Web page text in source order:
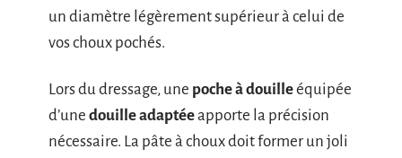
un diamètre légèrement supérieur à celui de
vos choux pochés.
Lors du dressage, une poche à douilleéquipée
d’une douille adaptéeapporte la précision
nécessaire. La pâte à choux doit former un joli